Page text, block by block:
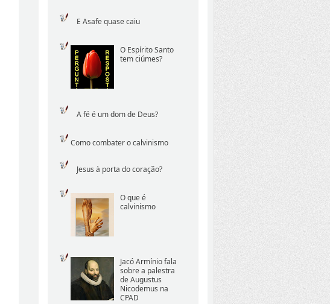
E Asafe quase caiu
O Espírito Santo
tem ciúmes?
A fé é um dom de Deus?
Como combater o calvinismo
Jesus à porta do coração?
O que é
calvinismo
Jacó Armínio fala
sobre a palestra
de Augustus
Nicodemus na
CPAD